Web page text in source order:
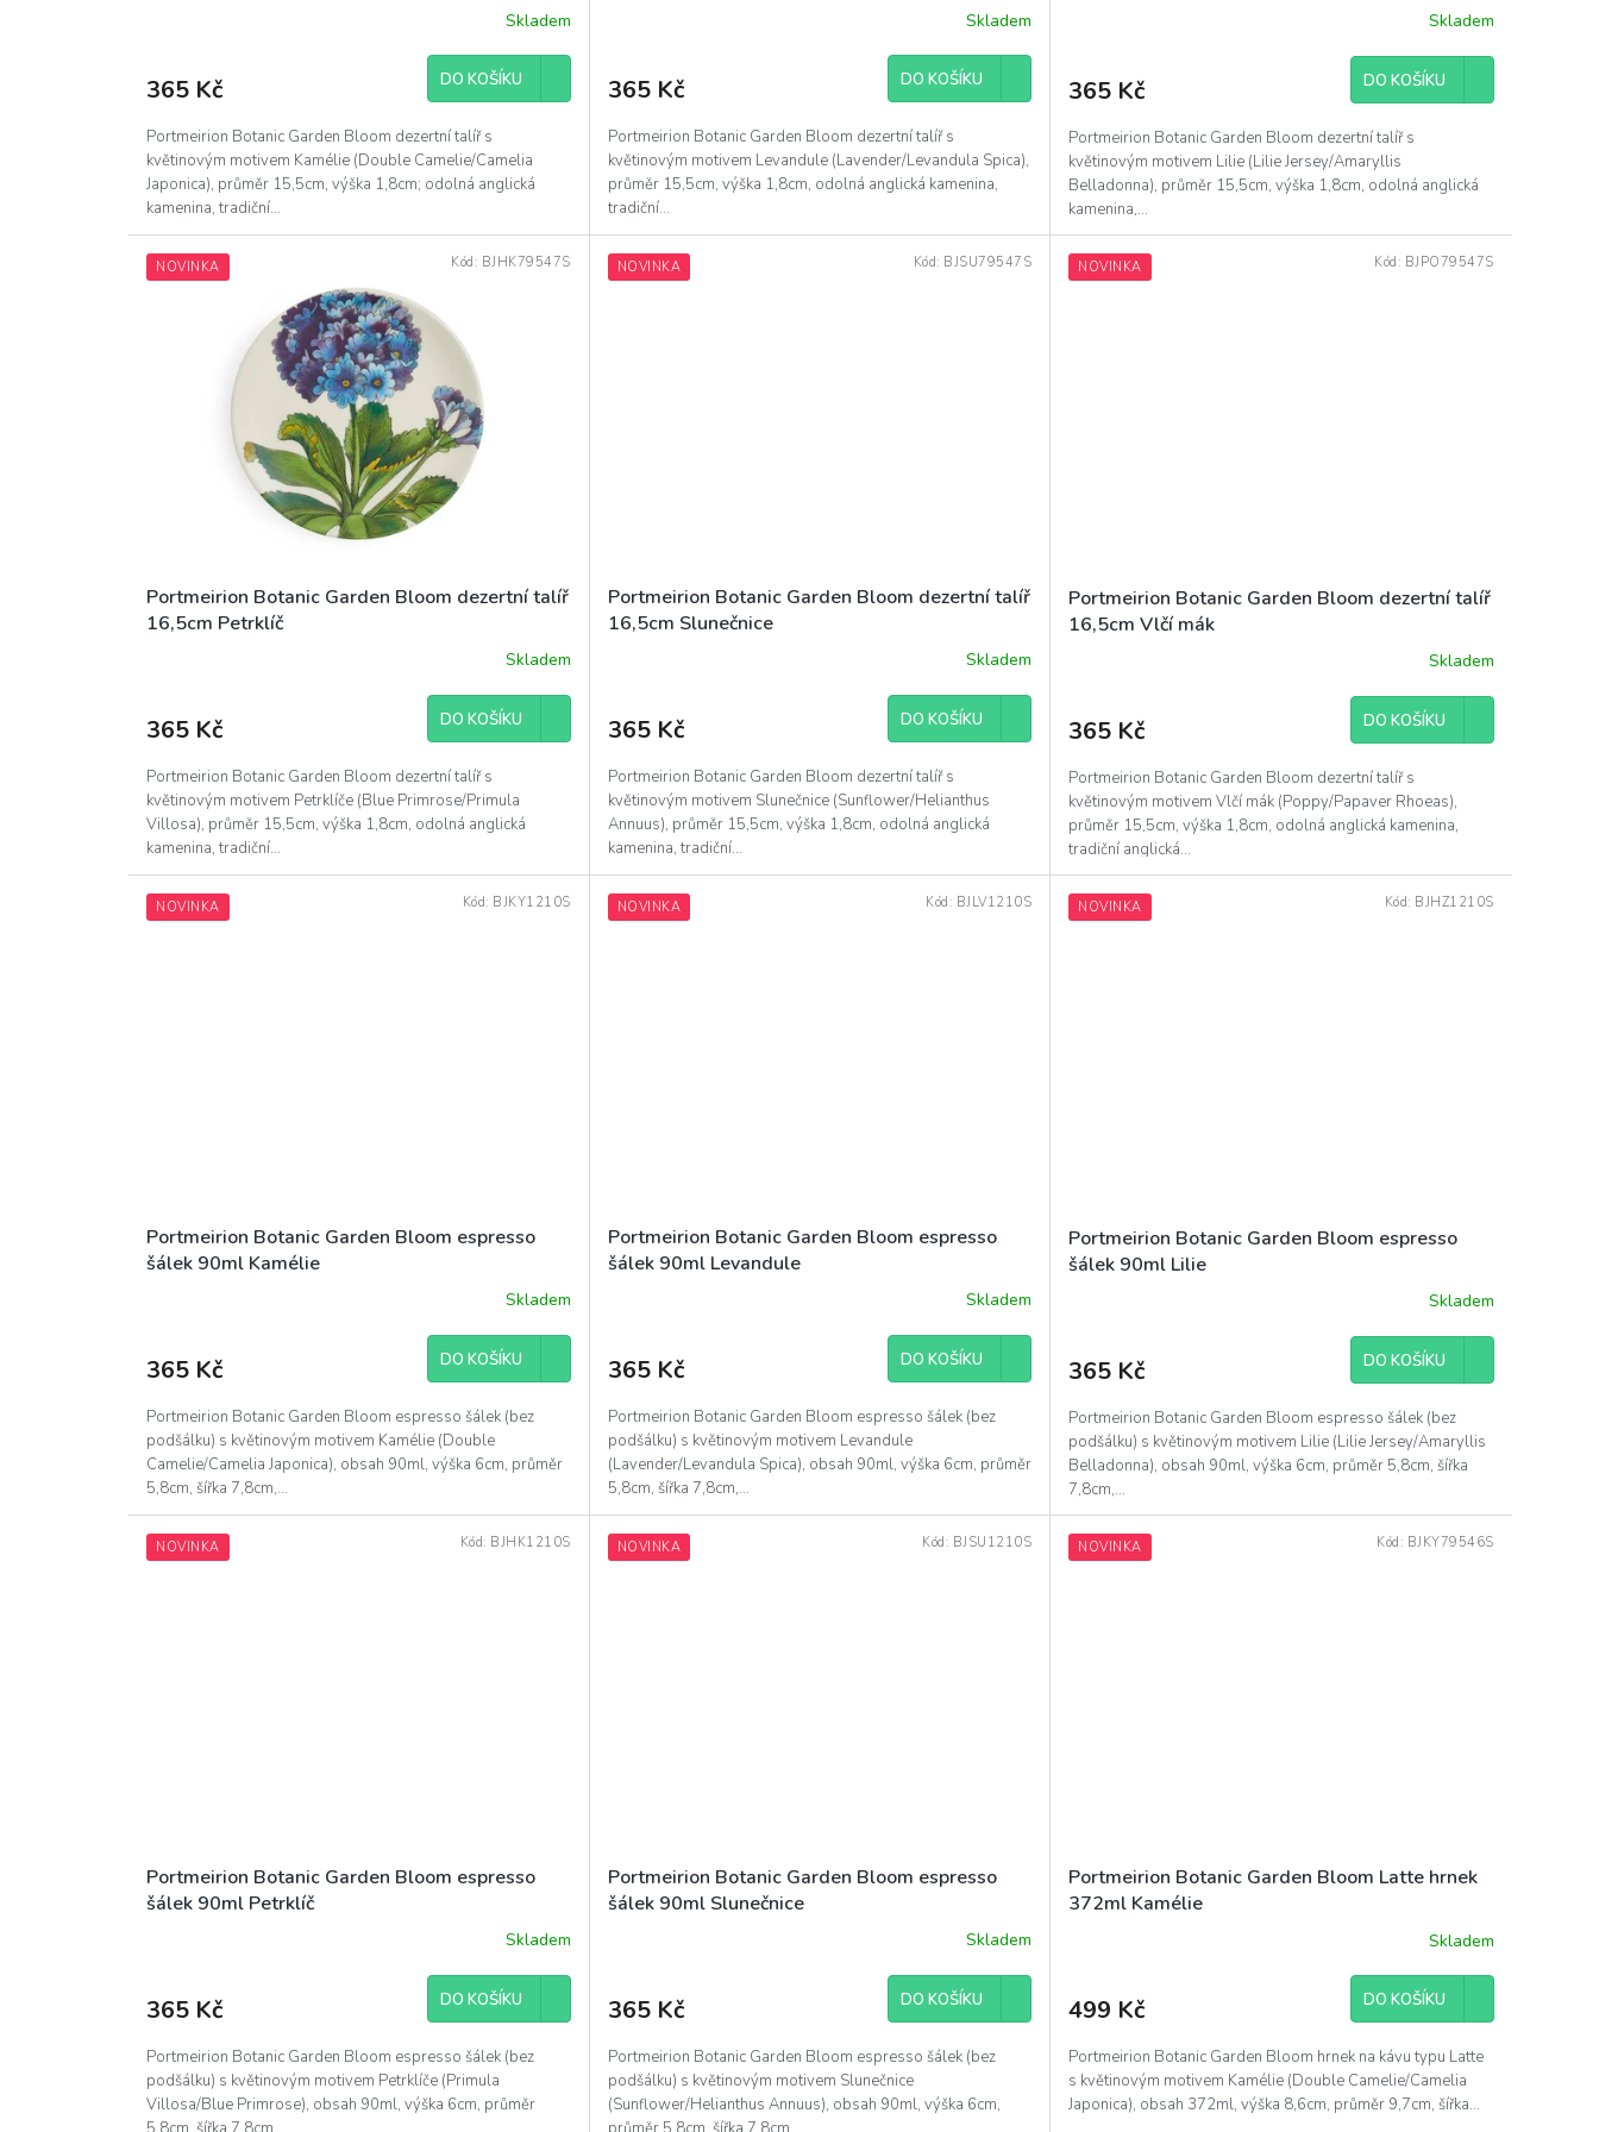
Skladem
365 Kč DO KOŠÍKU
Portmeirion Botanic Garden Bloom dezertní talíř s
květinovým motivem Kamélie (Double Camelie/Camelia
Japonica), průměr 15,5cm, výška 1,8cm; odolná anglická
kamenina, tradiční...
Skladem
365 Kč DO KOŠÍKU
Portmeirion Botanic Garden Bloom dezertní talíř s
květinovým motivem Levandule (Lavender/Levandula Spica),
průměr 15,5cm, výška 1,8cm, odolná anglická kamenina,
tradiční...
Skladem
365 Kč DO KOŠÍKU
Portmeirion Botanic Garden Bloom dezertní talíř s
květinovým motivem Lilie (Lilie Jersey/Amaryllis
Belladonna), průměr 15,5cm, výška 1,8cm, odolná anglická
kamenina,...
NOVINKA
Portmeirion Botanic Garden Bloom dezertní talíř
16,5cm Petrklíč
Skladem
365 Kč DO KOŠÍKU
Portmeirion Botanic Garden Bloom dezertní talíř s
květinovým motivem Petrklíče (Blue Primrose/Primula
Villosa), průměr 15,5cm, výška 1,8cm, odolná anglická
kamenina, tradiční...
Kód: BJHK79547S NOVINKA
Portmeirion Botanic Garden Bloom dezertní talíř
16,5cm Slunečnice
Skladem
365 Kč DO KOŠÍKU
Portmeirion Botanic Garden Bloom dezertní talíř s
květinovým motivem Slunečnice (Sunflower/Helianthus
Annuus), průměr 15,5cm, výška 1,8cm, odolná anglická
kamenina, tradiční...
Kód: BJSU79547S NOVINKA
Portmeirion Botanic Garden Bloom dezertní talíř
16,5cm Vlčí mák
Skladem
365 Kč DO KOŠÍKU
Portmeirion Botanic Garden Bloom dezertní talíř s
květinovým motivem Vlčí mák (Poppy/Papaver Rhoeas),
průměr 15,5cm, výška 1,8cm, odolná anglická kamenina,
tradiční anglická...
Kód: BJPO79547S
NOVINKA
Portmeirion Botanic Garden Bloom espresso
šálek 90ml Kamélie
Skladem
365 Kč DO KOŠÍKU
Portmeirion Botanic Garden Bloom espresso šálek (bez
podšálku) s květinovým motivem Kamélie (Double
Camelie/Camelia Japonica), obsah 90ml, výška 6cm, průměr
5,8cm, šířka 7,8cm,...
Kód: BJKY1210S NOVINKA
Portmeirion Botanic Garden Bloom espresso
šálek 90ml Levandule
Skladem
365 Kč DO KOŠÍKU
Portmeirion Botanic Garden Bloom espresso šálek (bez
podšálku) s květinovým motivem Levandule
(Lavender/Levandula Spica), obsah 90ml, výška 6cm, průměr
5,8cm, šířka 7,8cm,...
Kód: BJLV1210S NOVINKA
Portmeirion Botanic Garden Bloom espresso
šálek 90ml Lilie
Skladem
365 Kč DO KOŠÍKU
Portmeirion Botanic Garden Bloom espresso šálek (bez
podšálku) s květinovým motivem Lilie (Lilie Jersey/Amaryllis
Belladonna), obsah 90ml, výška 6cm, průměr 5,8cm, šířka
7,8cm,...
Kód: BJHZ1210S
NOVINKA
Portmeirion Botanic Garden Bloom espresso
šálek 90ml Petrklíč
Skladem
365 Kč DO KOŠÍKU
Portmeirion Botanic Garden Bloom espresso šálek (bez
podšálku) s květinovým motivem Petrklíče (Primula
Villosa/Blue Primrose), obsah 90ml, výška 6cm, průměr
Kód: BJHK1210S NOVINKA
Portmeirion Botanic Garden Bloom espresso
šálek 90ml Slunečnice
Skladem
365 Kč DO KOŠÍKU
Portmeirion Botanic Garden Bloom espresso šálek (bez
podšálku) s květinovým motivem Slunečnice
(Sunflower/Helianthus Annuus), obsah 90ml, výška 6cm,
Kód: BJSU1210S NOVINKA
Portmeirion Botanic Garden Bloom Latte hrnek
372ml Kamélie
Skladem
499 Kč DO KOŠÍKU
Portmeirion Botanic Garden Bloom hrnek na kávu typu Latte
s květinovým motivem Kamélie (Double Camelie/Camelia
Japonica), obsah 372ml, výška 8,6cm, průměr 9,7cm, šířka...
Kód: BJKY79546S